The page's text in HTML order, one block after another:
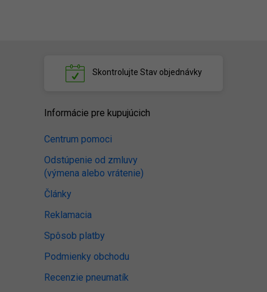
Skontrolujte Stav objednávky
Informácie pre kupujúcich
Centrum pomoci
Odstúpenie od zmluvy
(výmena alebo vrátenie)
Články
Reklamacia
Spôsob platby
Podmienky obchodu
Recenzie pneumatík